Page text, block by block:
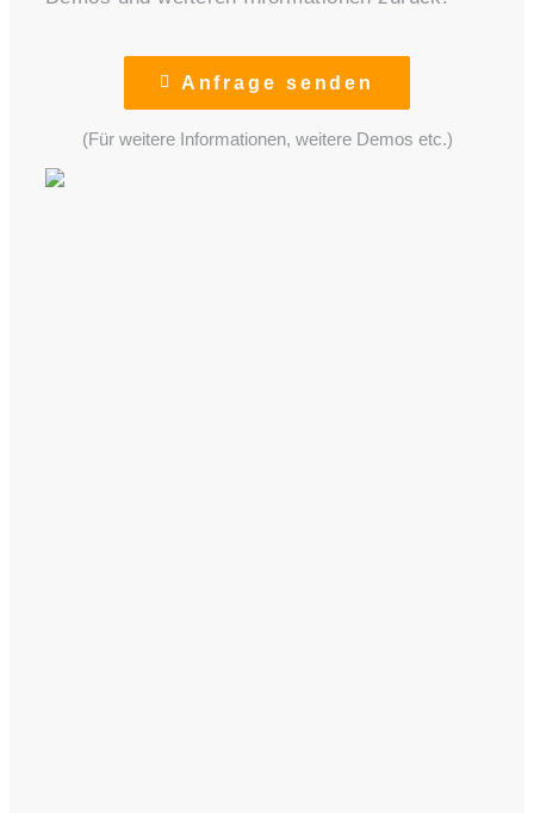
Anfrage senden
(Für weitere Informationen, weitere Demos etc.)